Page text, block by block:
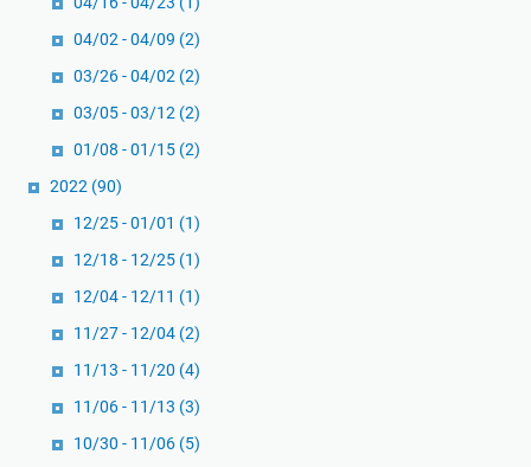
04/02 - 04/09 (2)
03/26 - 04/02 (2)
03/05 - 03/12 (2)
01/08 - 01/15 (2)
2022 (90)
12/25 - 01/01 (1)
12/18 - 12/25 (1)
12/04 - 12/11 (1)
11/27 - 12/04 (2)
11/13 - 11/20 (4)
11/06 - 11/13 (3)
10/30 - 11/06 (5)